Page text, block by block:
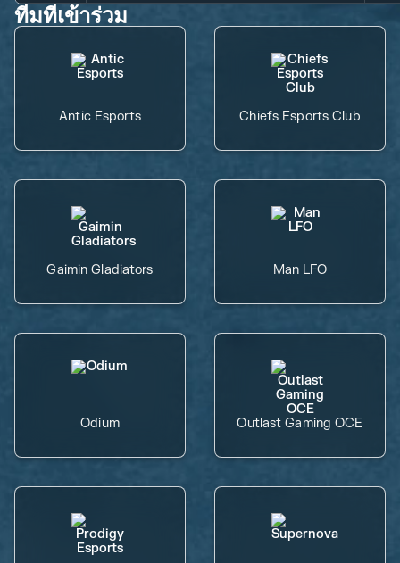
ทีมที่เข้าร่วม
Antic Esports Chiefs Esports Club
Gaimin Gladiators Man LFO
Odium Outlast Gaming OCE